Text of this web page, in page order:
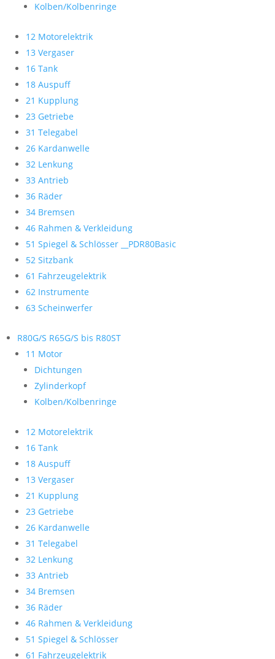
Kolben/Kolbenringe
12 Motorelektrik
13 Vergaser
16 Tank
18 Auspuff
21 Kupplung
23 Getriebe
31 Telegabel
26 Kardanwelle
32 Lenkung
33 Antrieb
36 Räder
34 Bremsen
46 Rahmen & Verkleidung
51 Spiegel & Schlösser __PDR80Basic
52 Sitzbank
61 Fahrzeugelektrik
62 Instrumente
63 Scheinwerfer
R80G/S R65G/S bis R80ST
11 Motor
Dichtungen
Zylinderkopf
Kolben/Kolbenringe
12 Motorelektrik
16 Tank
18 Auspuff
13 Vergaser
21 Kupplung
23 Getriebe
26 Kardanwelle
31 Telegabel
32 Lenkung
33 Antrieb
34 Bremsen
36 Räder
46 Rahmen & Verkleidung
51 Spiegel & Schlösser
61 Fahrzeugelektrik